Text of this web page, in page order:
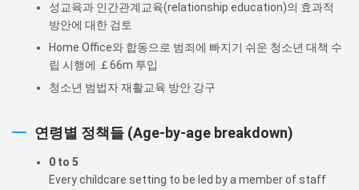
성교육과 인간관계교육(relationship education)의 효과적
방안에 대한 검토
Home Office와 합동으로 범죄에 빠지기 쉬운 청소년 대책 수
립 시행에 ￡66m 투입
청소년 범법자 재활교육 방안 강구
연령별 정책들 (Age-by-age breakdown)
0 to 5
Every childcare setting to be led by a member of staff